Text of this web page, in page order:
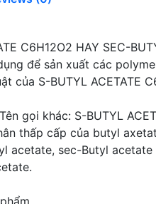
C6H12O2 HAY SEC-
để sản xuất các
của S-BUTYL ACETATE
gọi khác: S-BUTYL
thấp cấp của butyl
acetate, sec-Butyl